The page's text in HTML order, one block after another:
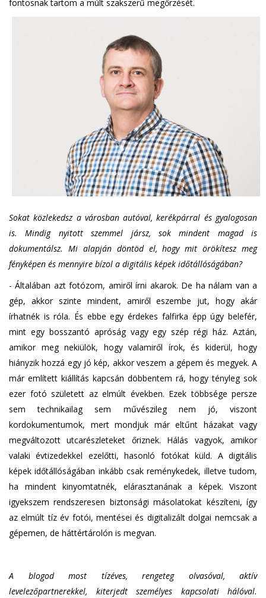
fontosnak tartom a múlt szakszerű megőrzését.
Sokat közlekedsz a városban autóval, kerékpárral és gyalogosan
is. Mindig nyitott szemmel jársz, sok mindent magad is
dokumentálsz. Mi alapján döntöd el, hogy mit örökítesz meg
fényképen és mennyire bízol a digitális képek időtállóságában?
- Általában azt fotózom, amiről írni akarok. De ha nálam van a
gép, akkor szinte mindent, amiről eszembe jut, hogy akár
írhatnék is róla. És ebbe egy érdekes falfirka épp úgy belefér,
mint egy bosszantó apróság vagy egy szép régi ház. Aztán,
amikor meg nekiülök, hogy valamiről írok, és kiderül, hogy
hiányzik hozzá egy jó kép, akkor veszem a gépem és megyek. A
már említett kiállítás kapcsán döbbentem rá, hogy tényleg sok
ezer fotó született az elmúlt években. Ezek többsége persze
sem technikailag sem művészileg nem jó, viszont
kordokumentumok, mert mondjuk már eltűnt házakat vagy
megváltozott utcarészleteket őriznek. Hálás vagyok, amikor
valaki évtizedekkel ezelőtti, hasonló fotókat küld. A digitális
képek időtállóságában inkább csak reménykedek, illetve tudom,
ha mindent kinyomtatnék, elárasztanának a képek. Viszont
igyekszem rendszeresen biztonsági másolatokat készíteni, így
az elmúlt tíz év fotói, mentései és digitalizált dolgai nemcsak a
gépemen, de háttértárolón is megvan.
A blogod most tízéves, rengeteg olvasóval, aktív
levelezőpartnerekkel, kiterjedt személyes kapcsolati hálóval.